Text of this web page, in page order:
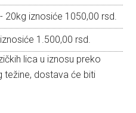
20kg iznosiće 1050,00 rsd.
1.500,00 rsd.
lica u iznosu preko
težine, dostava će biti